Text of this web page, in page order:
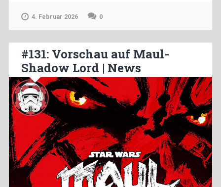
4. Februar 2026 0
#131: Vorschau auf Maul-
Shadow Lord | News